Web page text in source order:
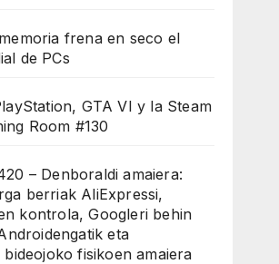
frena en seco el
de PCs
GTA VI y la Steam
Room #130
– Denboraldi amaiera:
berriak AliExpressi,
kontrola, Googleri behin
eta
fisikoen amaiera